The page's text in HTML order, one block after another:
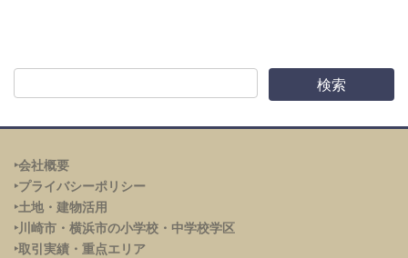
‣会社概要
‣プライバシーポリシー
‣土地・建物活用
‣川崎市・横浜市の小学校・中学校学区
‣取引実績・重点エリア